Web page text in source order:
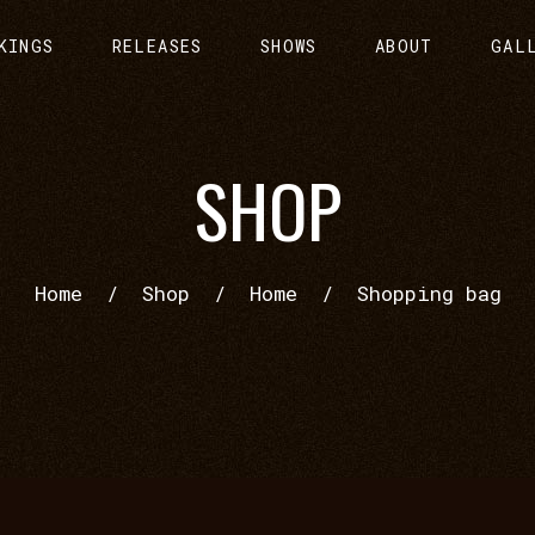
RELEASES SHOWS ABOUT
SHOP
Home / Shop / Home / Shopping bag